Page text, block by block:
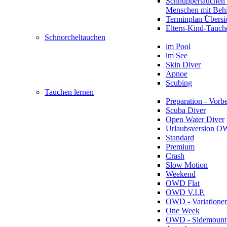
Menschen mit
Terminplan
Eltern-Kind-
Schnorcheltauchen
im Pool
im See
Skin Diver
Apnoe
Scubing
Tauchen lernen
Preparation -
Scuba Diver
Open Water Diver
Urlaubsversion
Standard
Premium
Crash
Slow Motion
Weekend
OWD Flat
OWD V.I.P.
OWD -
One Week
OWD - Sidemount